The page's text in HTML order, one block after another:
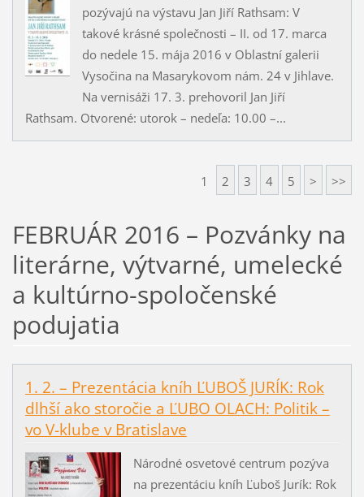
pozývajú na výstavu Jan Jiří Rathsam: V
takové krásné společnosti – II. od 17. marca
do nedele 15. mája 2016 v Oblastní galerii
Vysočina na Masarykovom nám. 24 v Jihlave.
Na vernisáži 17. 3. prehovoril Jan Jiří
Rathsam. Otvorené: utorok – nedeľa: 10.00 –...
1 2 3 4 5 > >>
FEBRUÁR 2016 – Pozvánky na
literárne, výtvarné, umelecké
a kultúrno-spoločenské
podujatia
1. 2. – Prezentácia kníh ĽUBOŠ JURÍK: Rok
dlhší ako storočie a ĽUBO OLACH: Politik –
vo V-klube v Bratislave
Národné osvetové centrum pozýva
na prezentáciu kníh Ľuboš Jurík: Rok